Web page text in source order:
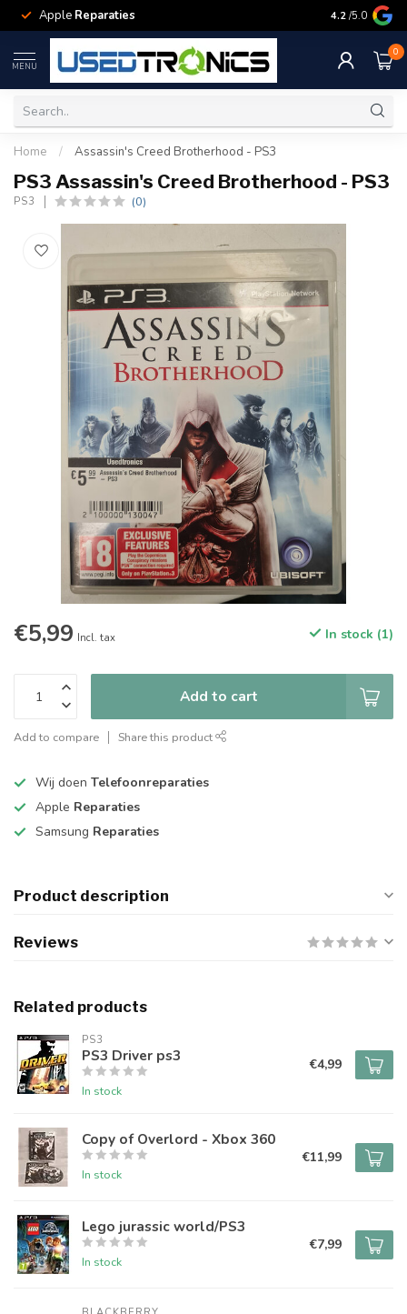
Apple Reparaties Samsung
4.2 /5.0
MENU
0
Home / Assassin's Creed Brotherhood - PS3
PS3 Assassin's Creed Brotherhood - PS3
PS3 (0)
€5,99 Incl. tax In stock (1)
Add to cart
Add to compare Share this product
Wij doen Telefoonreparaties
Apple Reparaties
Samsung Reparaties
Product description
Reviews
Related products
PS3
PS3 Driver ps3
In stock
€4,99
Copy of Overlord - Xbox 360
In stock
€11,99
Lego jurassic world/PS3
In stock
€7,99